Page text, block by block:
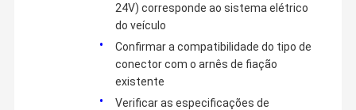
24V) corresponde ao sistema elétrico
do veículo
Confirmar a compatibilidade do tipo de
conector com o arnês de fiação
existente
Verificar as especificações de